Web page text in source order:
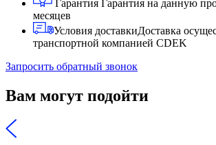
Гарантия Гарантия на данную
месяцев
Условия доставкиДоставка
транспортной компанией CDEK
Запросить обратный звонок
Вам могут подойти